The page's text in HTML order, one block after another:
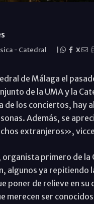
- Catedral X
de Málaga el
de la UMA y la
de los conciertos, hay
Además, se
extranjeros»,
primero de
algunos ya
poner de relieve en
merecen ser